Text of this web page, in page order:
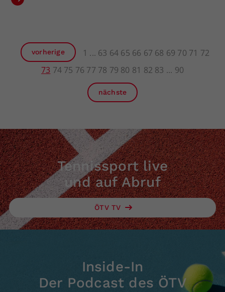
vorherige 1 63 64 65 66 67 68 69 70 71 72
73 74 75 76 77 78 79 80 81 82 83 90
nächste
Tennissport live
und auf Abruf
ÖTV TV
Inside-In
Der Podcast des ÖTV